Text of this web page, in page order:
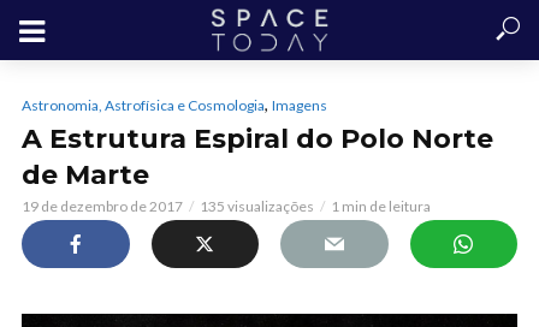
Astronomia, Astrofísica e Cosmologia, Imagens
A Estrutura Espiral do Polo Norte
de Marte
19 de dezembro de 2017 135 visualizações 1 min de leitura